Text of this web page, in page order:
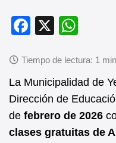
F
c
e
b
o
X
at
s
A
p
La Municipalidad de
Dirección de
de febrero de 2026
clases gratuitas de